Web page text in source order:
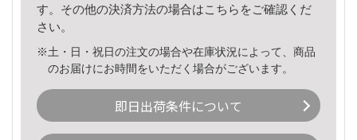
す。その他の決済方法の場合はこちら をご確認くだ
さい。
※土・日・祝日の注文の場合や在庫状況によって、商品
のお届けにお時間をいただく場合がございます。
即日出荷条件について